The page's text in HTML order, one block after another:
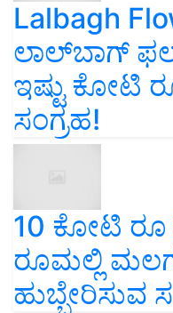
Lalbagh
ಲಾಲ್‌ಬಾಗ್
ಇಷ್ಟು ಕೋಟಿ
ಸಂಗ್ರಹ!
10 ಕೋಟಿ
ರೂಮಲ್ಲಿ
ಹುಬ್ಬೇರಿಸುವ